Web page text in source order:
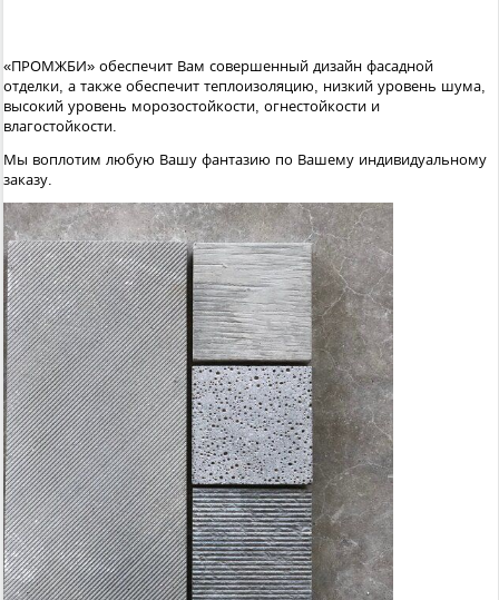
«ПРОМЖБИ» обеспечит Вам совершенный дизайн фасадной
отделки, а также обеспечит теплоизоляцию, низкий уровень шума,
высокий уровень морозостойкости, огнестойкости и
влагостойкости.
Мы воплотим любую Вашу фантазию по Вашему индивидуальному
заказу.